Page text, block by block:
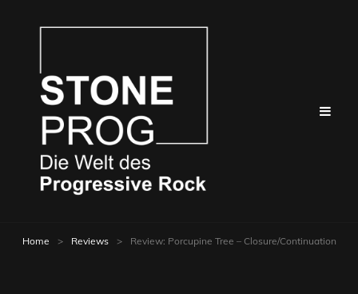
Home > Reviews > Review: Porcupine Tree – Closure/Continuation